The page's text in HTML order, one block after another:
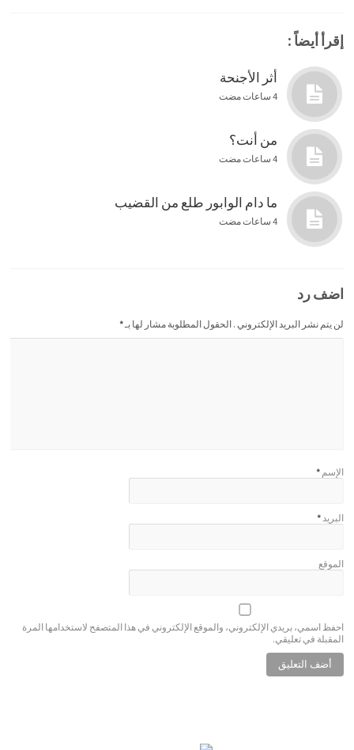
إقرأ أيضاً :
أثر الأجنحة
4 ساعات مضت
من أنت؟
4 ساعات مضت
ما دام الوابور طلع من القضيب
4 ساعات مضت
اضف رد
لن يتم نشر البريد الإلكتروني . الحقول المطلوبة مشار لها بـ*
الإسم *
البريد*
الموقع
احفظ اسمي، بريدي الإلكتروني، والموقع الإلكتروني في هذا المتصفح لاستخدامها المرة
المقبلة في تعليقي.